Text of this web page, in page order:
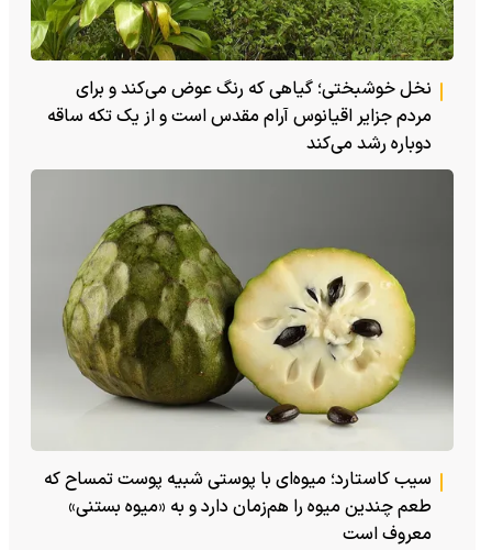
نخل خوشبختی؛ گیاهی که رنگ عوض می‌کند و برای
مردم جزایر اقیانوس آرام مقدس است و از یک تکه ساقه
دوباره رشد می‌کند
سیب کاستارد؛ میوه‌ای با پوستی شبیه پوست تمساح که
طعم چندین میوه را هم‌زمان دارد و به «میوه بستنی»
معروف است